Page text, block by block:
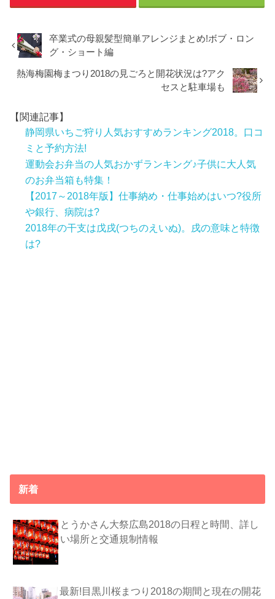
卒業式の母親髪型簡単アレンジまとめ!ボブ・ロン
グ・ショート編
熱海梅園梅まつり2018の見ごろと開花状況は?アク
セスと駐車場も
【関連記事】
静岡県いちご狩り人気おすすめランキング2018。口コ
ミと予約方法!
運動会お弁当の人気おかずランキング♪子供に大人気
のお弁当箱も特集！
【2017～2018年版】仕事納め・仕事始めはいつ?役所
や銀行、病院は?
2018年の干支は戊戌(つちのえいぬ)。戌の意味と特徴
は?
新着
とうかさん大祭広島2018の日程と時間、詳し
い場所と交通規制情報
最新!目黒川桜まつり2018の期間と現在の開花